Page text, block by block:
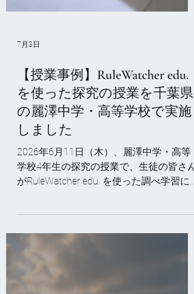
を使った探究の授業を千葉県
の麗澤中学・高等学校で実施
しました